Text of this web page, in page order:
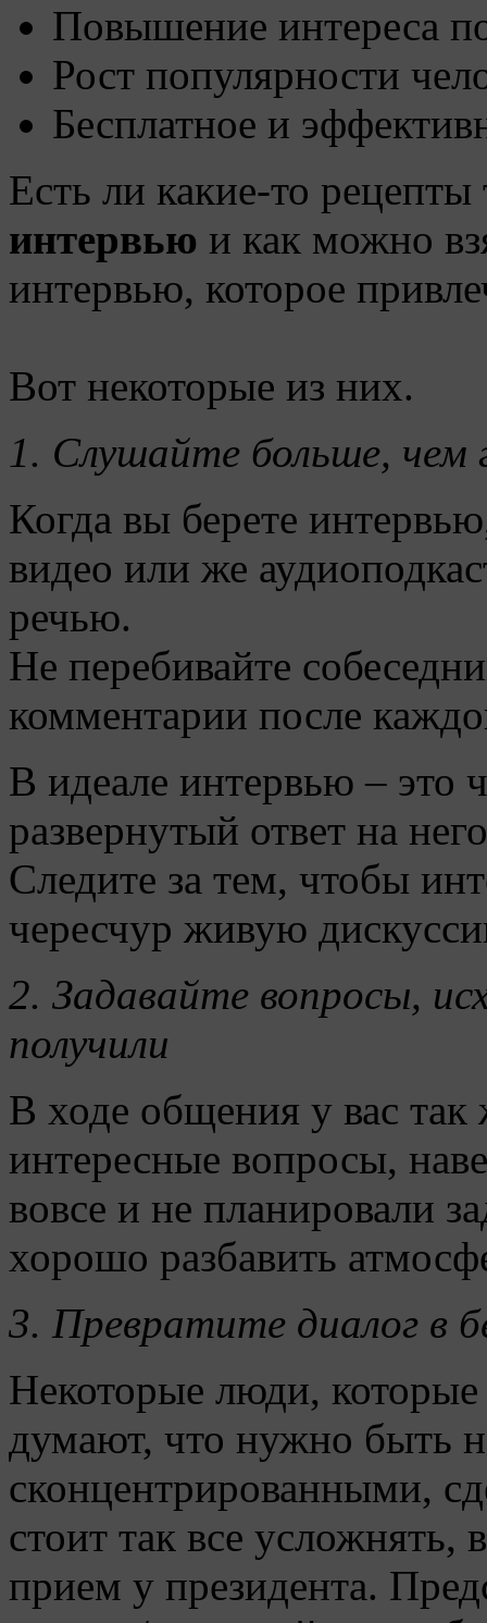
Повышение интереса
Рост популярности
Бесплатное и
Есть ли какие-то рецепты
интервью и как можно
интервью, которое
Вот некоторые из них.
1. Слушайте больше, чем
Когда вы берете
видео или же
речью.
Не перебивайте
комментарии после
В идеале интервью – это
развернутый ответ на
Следите за тем, чтобы
чересчур живую
2. Задавайте вопросы,
получили
В ходе общения у вас
интересные вопросы,
вовсе и не планировали
хорошо разбавить
3. Превратите диалог в
Некоторые люди,
думают, что нужно быть
сконцентрированными,
стоит так все
прием у президента.